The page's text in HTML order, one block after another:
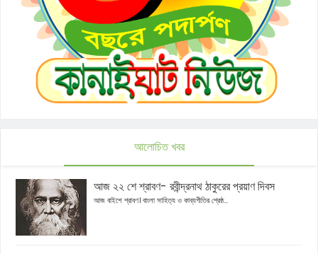
আলোচিত খবর
আজ ২২ শে শ্রাবণ- রবীন্দ্রনাথ ঠাকুরের প্রয়াণ দিবস
আজ বাইশে শ্রাবণ। বাংলা সাহিত্য ও কাব্যগীতির শ্রেষ্ঠ...